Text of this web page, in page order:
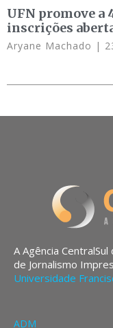
UFN promove a
inscrições
Aryane Machado
A Agência
de Jornalismo
Universidade
ADM